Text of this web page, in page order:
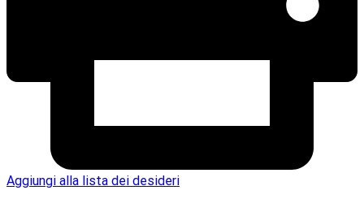
Aggiungi alla lista dei desideri